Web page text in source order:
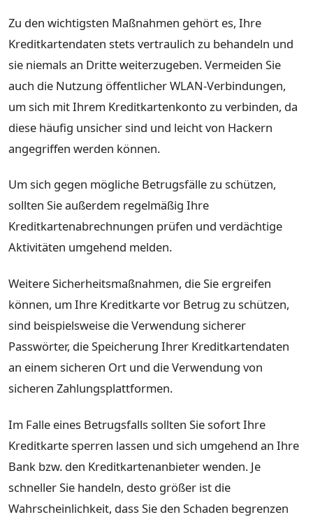
Zu den wichtigsten Maßnahmen gehört es, Ihre
Kreditkartendaten stets vertraulich zu behandeln und
sie niemals an Dritte weiterzugeben. Vermeiden Sie
auch die Nutzung öffentlicher WLAN-Verbindungen,
um sich mit Ihrem Kreditkartenkonto zu verbinden, da
diese häufig unsicher sind und leicht von Hackern
angegriffen werden können.
Um sich gegen mögliche Betrugsfälle zu schützen,
sollten Sie außerdem regelmäßig Ihre
Kreditkartenabrechnungen prüfen und verdächtige
Aktivitäten umgehend melden.
Weitere Sicherheitsmaßnahmen, die Sie ergreifen
können, um Ihre Kreditkarte vor Betrug zu schützen,
sind beispielsweise die Verwendung sicherer
Passwörter, die Speicherung Ihrer Kreditkartendaten
an einem sicheren Ort und die Verwendung von
sicheren Zahlungsplattformen.
Im Falle eines Betrugsfalls sollten Sie sofort Ihre
Kreditkarte sperren lassen und sich umgehend an Ihre
Bank bzw. den Kreditkartenanbieter wenden. Je
schneller Sie handeln, desto größer ist die
Wahrscheinlichkeit, dass Sie den Schaden begrenzen